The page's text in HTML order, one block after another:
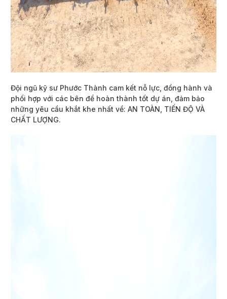
Đội ngũ kỹ sư Phước Thành cam kết nỗ lực, đồng hành và
phối hợp với các bên để hoàn thành tốt dự án, đảm bảo
những yêu cầu khắt khe nhất về: AN TOÀN, TIẾN ĐỘ VÀ
CHẤT LƯỢNG.